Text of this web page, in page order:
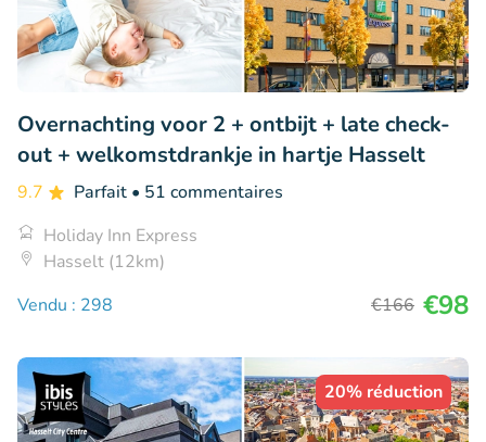
Overnachting voor 2 + ontbijt + late check-
out + welkomstdrankje in hartje Hasselt
9.7 Parfait • 51 commentaires
Holiday Inn Express
Hasselt (12km)
Vendu : 298
€166 €98
20% réduction